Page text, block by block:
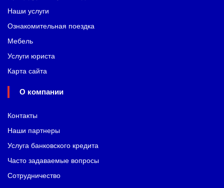
Наши услуги
Ознакомительная поездка
Мебель
Услуги юриста
Карта сайта
О компании
Контакты
Наши партнеры
Услуга банковского кредита
Часто задаваемые вопросы
Сотрудничество